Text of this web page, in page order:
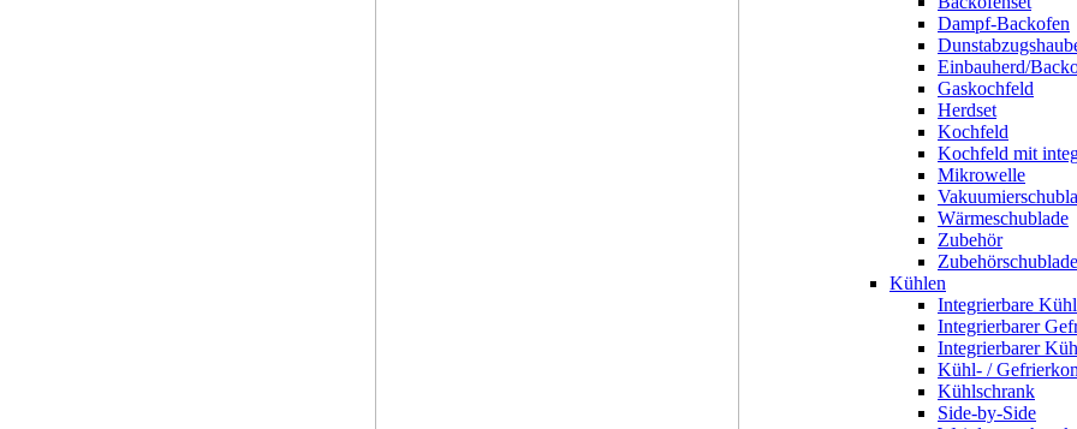
Dampf-Backofen
Einbauherd/
Gaskochfeld
Herdset
Kochfeld
Kochfeld mit
Mikrowelle
Wärmeschublade
Zubehör
Zubehörschublade
Kühlen
Integrierbare
Integrierbarer
Integrierbarer
Kühl- /
Kühlschrank
Side-by-Side